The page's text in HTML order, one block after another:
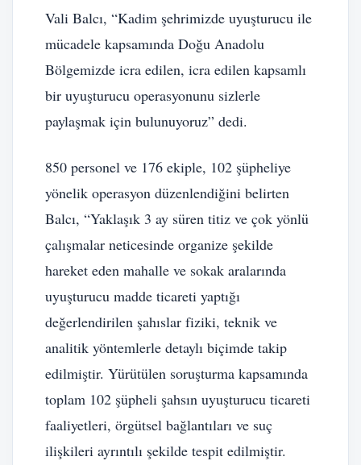
Vali Balcı, “Kadim şehrimizde uyuşturucu ile
mücadele kapsamında Doğu Anadolu
Bölgemizde icra edilen, icra edilen kapsamlı
bir uyuşturucu operasyonunu sizlerle
paylaşmak için bulunuyoruz” dedi.
850 personel ve 176 ekiple, 102 şüpheliye
yönelik operasyon düzenlendiğini belirten
Balcı, “Yaklaşık 3 ay süren titiz ve çok yönlü
çalışmalar neticesinde organize şekilde
hareket eden mahalle ve sokak aralarında
uyuşturucu madde ticareti yaptığı
değerlendirilen şahıslar fiziki, teknik ve
analitik yöntemlerle detaylı biçimde takip
edilmiştir. Yürütülen soruşturma kapsamında
toplam 102 şüpheli şahsın uyuşturucu ticareti
faaliyetleri, örgütsel bağlantıları ve suç
ilişkileri ayrıntılı şekilde tespit edilmiştir.